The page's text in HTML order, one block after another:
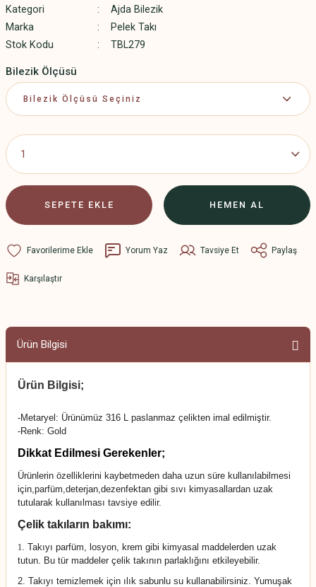
Kategori
Ajda Bilezik
Marka
Pelek Takı
Stok Kodu
TBL279
Bilezik Ölçüsü
SEPETE EKLE HEMEN AL
Yorum Yaz Tavsiye Et Paylaş
Karşılaştır
Ürün Bilgisi
Ürün Bilgisi;
-Metaryel: Ürünümüz 316 L paslanmaz çelikten imal edilmiştir.
-Renk: Gold
Dikkat Edilmesi Gerekenler;
Ürünlerin özelliklerini kaybetmeden daha uzun süre kullanılabilmesi
için,parfüm,deterjan,dezenfektan gibi sıvı kimyasallardan uzak
tutularak kullanılması tavsiye edilir.
Çelik takıların bakımı:
1. Takıyı parfüm, losyon, krem gibi kimyasal maddelerden uzak
tutun. Bu tür maddeler çelik takının parlaklığını etkileyebilir.
2. Takıyı temizlemek için ılık sabunlu su kullanabilirsiniz. Yumuşak